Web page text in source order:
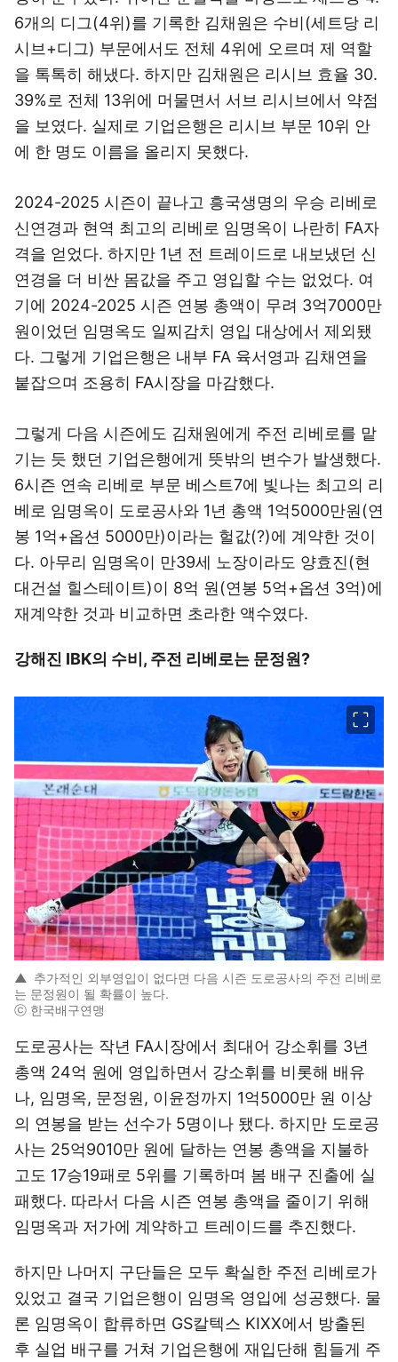
6개의 디그(4위)를 기록한 김채원은 수비(세트당 리
시브+디그) 부문에서도 전체 4위에 오르며 제 역할
을 톡톡히 해냈다. 하지만 김채원은 리시브 효율 30.
39%로 전체 13위에 머물면서 서브 리시브에서 약점
을 보였다. 실제로 기업은행은 리시브 부문 10위 안
에 한 명도 이름을 올리지 못했다.
2024-2025 시즌이 끝나고 흥국생명의 우승 리베로
신연경과 현역 최고의 리베로 임명옥이 나란히 FA자
격을 얻었다. 하지만 1년 전 트레이드로 내보냈던 신
연경을 더 비싼 몸값을 주고 영입할 수는 없었다. 여
기에 2024-2025 시즌 연봉 총액이 무려 3억7000만
원이었던 임명옥도 일찌감치 영입 대상에서 제외됐
다. 그렇게 기업은행은 내부 FA 육서영과 김채연을
붙잡으며 조용히 FA시장을 마감했다.
그렇게 다음 시즌에도 김채원에게 주전 리베로를 맡
기는 듯 했던 기업은행에게 뜻밖의 변수가 발생했다.
6시즌 연속 리베로 부문 베스트7에 빛나는 최고의 리
베로 임명옥이 도로공사와 1년 총액 1억5000만원(연
봉 1억+옵션 5000만)이라는 헐값(?)에 계약한 것이
다. 아무리 임명옥이 만39세 노장이라도 양효진(현
대건설 힐스테이트)이 8억 원(연봉 5억+옵션 3억)에
재계약한 것과 비교하면 초라한 액수였다.
강해진 IBK의 수비, 주전 리베로는 문정원?
▲ 추가적인 외부영입이 없다면 다음 시즌 도로공사의 주전 리베로
는 문정원이 될 확률이 높다.
ⓒ 한국배구연맹
도로공사는 작년 FA시장에서 최대어 강소휘를 3년
총액 24억 원에 영입하면서 강소휘를 비롯해 배유
나, 임명옥, 문정원, 이윤정까지 1억5000만 원 이상
의 연봉을 받는 선수가 5명이나 됐다. 하지만 도로공
사는 25억9010만 원에 달하는 연봉 총액을 지불하
고도 17승19패로 5위를 기록하며 봄 배구 진출에 실
패했다. 따라서 다음 시즌 연봉 총액을 줄이기 위해
임명옥과 저가에 계약하고 트레이드를 추진했다.
하지만 나머지 구단들은 모두 확실한 주전 리베로가
있었고 결국 기업은행이 임명옥 영입에 성공했다. 물
론 임명옥이 합류하면 GS칼텍스 KIXX에서 방출된
후 실업 배구를 거쳐 기업은행에 재입단해 힘들게 주